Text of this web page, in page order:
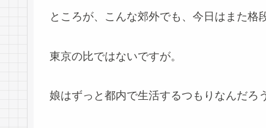
ところが、こんな郊外でも、今日はまた格
東京の比ではないですが。
娘はずっと都内で生活するつもりなんだろ